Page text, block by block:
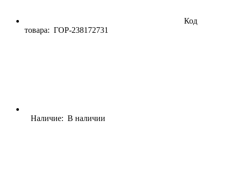
Код
товара: ГОР-238172731
Наличие: В наличии